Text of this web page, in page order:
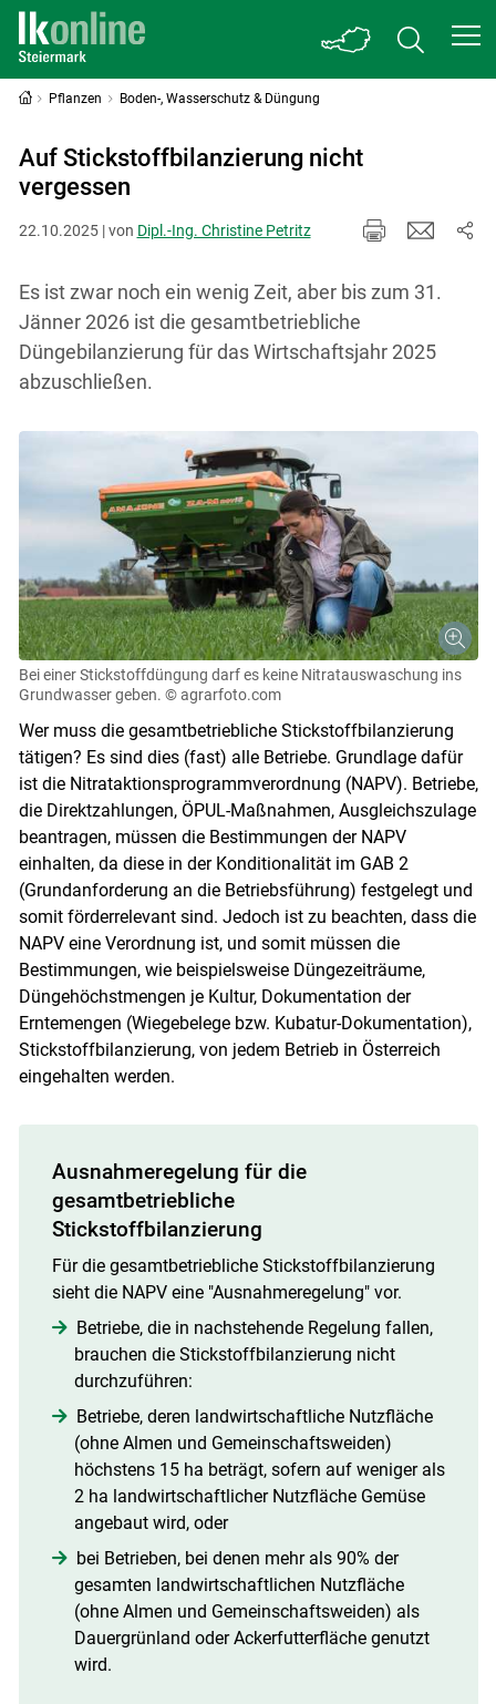
Skip to main content
Pflanzen Boden-, Wasserschutz & Düngung
Auf Stickstoffbilanzierung nicht
vergessen
22.10.2025 | von Dipl.-Ing. Christine Petritz
Es ist zwar noch ein wenig Zeit, aber bis zum 31.
Jänner 2026 ist die gesamtbetriebliche
Düngebilanzierung für das Wirtschaftsjahr 2025
abzuschließen.
Bei einer Stickstoffdüngung darf es keine Nitratauswaschung ins
Grundwasser geben. © agrarfoto.com
Wer muss die gesamtbetriebliche Stickstoffbilanzierung
tätigen? Es sind dies (fast) alle Betriebe. Grundlage dafür
ist die Nitrataktionsprogrammverordnung (NAPV). Betriebe,
die Direktzahlungen, ÖPUL-Maßnahmen, Ausgleichszulage
beantragen, müssen die Bestimmungen der NAPV
einhalten, da diese in der Konditionalität im GAB 2
(Grundanforderung an die Betriebsführung) festgelegt und
somit förderrelevant sind. Jedoch ist zu beachten, dass die
NAPV eine Verordnung ist, und somit müssen die
Bestimmungen, wie beispielsweise Düngezeiträume,
Düngehöchstmengen je Kultur, Dokumentation der
Erntemengen (Wiegebelege bzw. Kubatur-Dokumentation),
Stickstoffbilanzierung, von jedem Betrieb in Österreich
eingehalten werden.
Ausnahmeregelung für die
gesamtbetriebliche
Stickstoffbilanzierung
Für die gesamtbetriebliche Stickstoffbilanzierung
sieht die NAPV eine "Ausnahmeregelung" vor.
Betriebe, die in nachstehende Regelung fallen,
brauchen die Stickstoffbilanzierung nicht
durchzuführen:
Betriebe, deren landwirtschaftliche Nutzfläche
(ohne Almen und Gemeinschaftsweiden)
höchstens 15 ha beträgt, sofern auf weniger als
2 ha landwirtschaftlicher Nutzfläche Gemüse
angebaut wird, oder
bei Betrieben, bei denen mehr als 90% der
gesamten landwirtschaftlichen Nutzfläche
(ohne Almen und Gemeinschaftsweiden) als
Dauergrünland oder Ackerfutterfläche genutzt
wird.